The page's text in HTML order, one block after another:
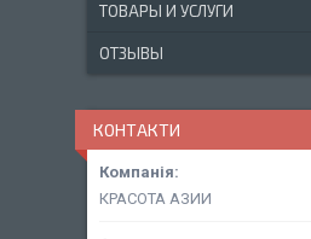
ТОВАРЫ И УСЛУГИ
ОТЗЫВЫ
КОНТАКТИ
КРАСОТА АЗИИ